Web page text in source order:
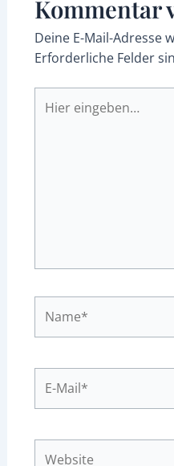
Kommentar
Deine E-Mail-Adresse
Erforderliche Felder
eingeben…
Mail*